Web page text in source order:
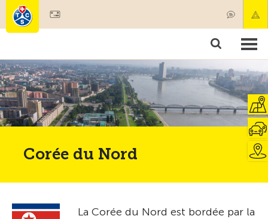
Membres & prestations
Tests, sécurité & santé
Corée du Nord
La Corée du Nord est bordée par la